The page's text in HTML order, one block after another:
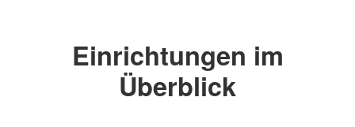
Einrichtungen im
Überblick